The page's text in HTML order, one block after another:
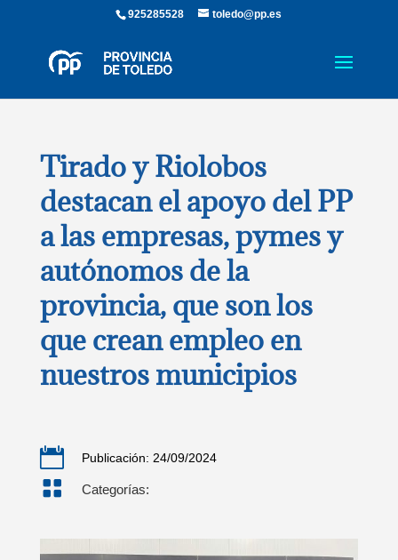
925285528 toledo@pp.es
Tirado y Riolobos
destacan el apoyo del PP
a las empresas, pymes y
autónomos de la
provincia, que son los
que crean empleo en
nuestros municipios
 Publicación: 24/09/2024
 Categorías: